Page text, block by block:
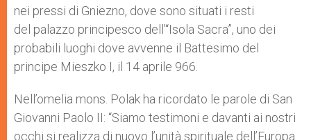
nei pressi di Gniezno, dove sono situati i resti
del palazzo principesco dell’“Isola Sacra”, uno dei
probabili luoghi dove avvenne il Battesimo del
principe Mieszko I, il 14 aprile 966.
Nell’omelia mons. Polak ha ricordato le parole di San
Giovanni Paolo II: “Siamo testimoni e davanti ai nostri
occhi si realizza di nuovo l’unità spirituale dell’Europa